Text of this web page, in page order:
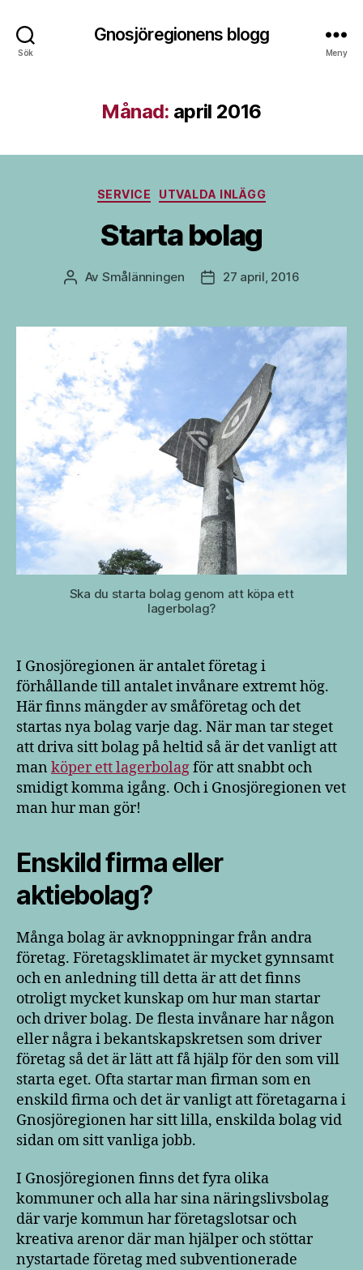
Sök
Gnosjöregionens blogg
Meny
Månad: april 2016
Kategorier
SERVICE UTVALDA INLÄGG
Starta bolag
Inläggsförfattare
Av Smålänningen Inläggsdatum
27 april, 2016
Ska du starta bolag genom att köpa ett
lagerbolag?
I Gnosjöregionen är antalet företag i
förhållande till antalet invånare extremt hög.
Här finns mängder av småföretag och det
startas nya bolag varje dag. När man tar steget
att driva sitt bolag på heltid så är det vanligt att
man köper ett lagerbolagför att snabbt och
smidigt komma igång. Och i Gnosjöregionen vet
man hur man gör!
Enskild firma eller
aktiebolag?
Många bolag är avknoppningar från andra
företag. Företagsklimatet är mycket gynnsamt
och en anledning till detta är att det finns
otroligt mycket kunskap om hur man startar
och driver bolag. De flesta invånare har någon
eller några i bekantskapskretsen som driver
företag så det är lätt att få hjälp för den som vill
starta eget. Ofta startar man firman som en
enskild firma och det är vanligt att företagarna i
Gnosjöregionen har sitt lilla, enskilda bolag vid
sidan om sitt vanliga jobb.
I Gnosjöregionen finns det fyra olika
kommuner och alla har sina näringslivsbolag
där varje kommun har företagslotsar och
kreativa arenor där man hjälper och stöttar
nystartade företag med subventionerade